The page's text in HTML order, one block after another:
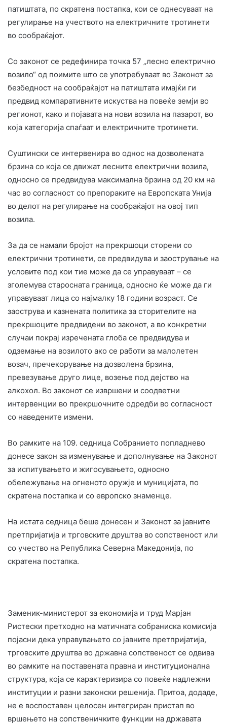
патиштата, по скратена постапка, кои се однесуваат на
регулирање на учеството на електричните тротинети
во сообраќајот.
Со законот се редефинира точка 57 „лесно електрично
возило“ од поимите што се употребуваат во Законот за
безбедност на сообраќајот на патиштата имајќи ги
предвид компаративните искуства на повеќе земји во
регионот, како и појавата на нови возила на пазарот, во
која категорија спаѓаат и електричните тротинети.
Суштински се интервенира во однос на дозволената
брзина со која се движат лесните електрични возила,
односно се предвидува максимална брзина од 20 км на
час во согласност со препораките на Европската Унија
во делот на регулирање на сообраќајот на овој тип
возила.
За да се намали бројот на прекршоци сторени со
електрични тротинети, се предвидува и заострување на
условите под кои тие може да се управуваат – се
зголемува старосната граница, односно ќе може да ги
управуваат лица со најмалку 18 години возраст. Се
заострува и казнената политика за сторителите на
прекршоците предвидени во законот, а во конкретни
случаи покрај изречената глоба се предвидува и
одземање на возилото ако се работи за малолетен
возач, пречекорување на дозволена брзина,
превезување друго лице, возење под дејство на
алкохол. Во законот се извршени и соодветни
интервенции во прекршочните одредби во согласност
со наведените измени.
Во рамките на 109. седница Собранието попладнево
донесе закон за изменување и дополнување на Законот
за испитувањето и жигосувањето, односно
обележување на огненото оружје и муницијата, по
скратена постапка и со европско знаменце.
На истата седница беше донесен и Законот за јавните
претпријатија и трговските друштва во сопственост или
со учество на Република Северна Македонија, по
скратена постапка.
Заменик-министерот за економија и труд Марјан
Ристески претходно на матичната собраниска комисија
појасни дека управувањето со јавните претпријатија,
трговските друштва во државна сопственост се одвива
во рамките на поставената правна и институционална
структура, која се карактеризира со повеќе надлежни
институции и разни законски решенија. Притоа, додаде,
не е воспоставен целосен интегриран пристап во
вршењето на сопственичките функции на државата